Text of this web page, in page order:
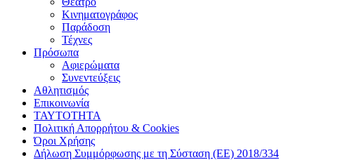
Κινηματογράφος
Παράδοση
Τέχνες
Πρόσωπα
Αφιερώματα
Συνεντεύξεις
Αθλητισμός
Επικοινωνία
ΤΑΥΤΟΤΗΤΑ
Πολιτική Απορρήτου & Cookies
Όροι Χρήσης
Δήλωση Συμμόρφωσης με τη Σύσταση (ΕΕ) 2018/334